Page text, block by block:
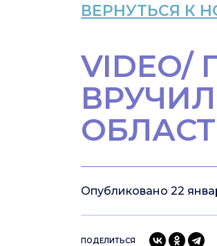
ВЕРНУТЬСЯ К
Опубликовано 22
ПОДЕЛИТЬСЯ